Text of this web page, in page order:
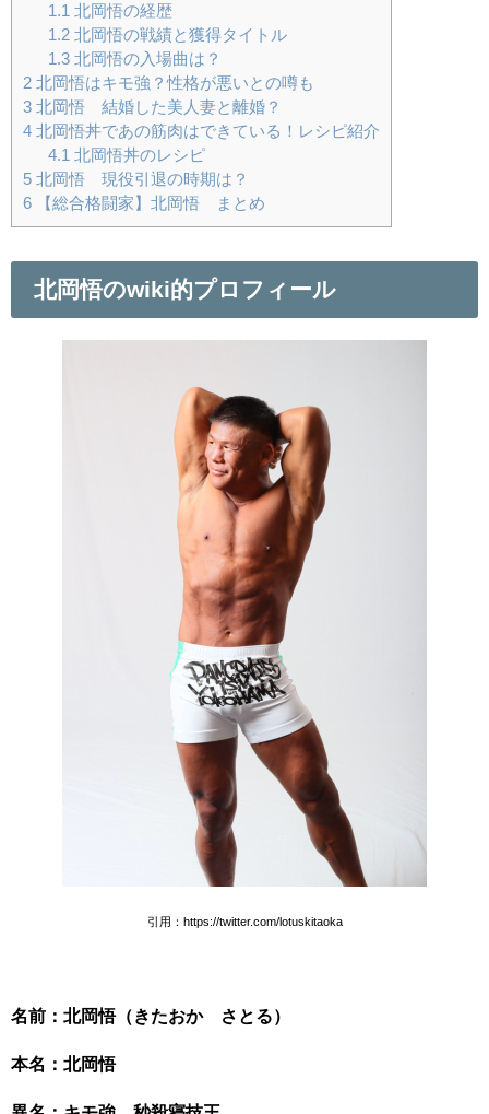
1.1 北岡悟の経歴
1.2北岡悟の戦績と獲得タイトル
1.3北岡悟の入場曲は？
2 北岡悟はキモ強？性格が悪いとの噂も
3 北岡悟 結婚した美人妻と離婚？
4 北岡悟丼であの筋肉はできている！レシピ紹介
4.1 北岡悟丼のレシピ
5 北岡悟 現役引退の時期は？
6 【総合格闘家】北岡悟 まとめ
北岡悟のwiki的プロフィール
引用：https://twitter.com/lotuskitaoka
名前：北岡悟（きたおか さとる）
本名：北岡悟